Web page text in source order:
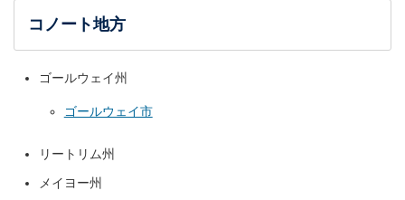
コノート地方
ゴールウェイ州
ゴールウェイ市
リートリム州
メイヨー州